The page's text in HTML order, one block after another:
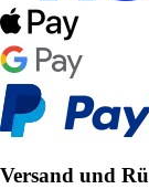
Versand und